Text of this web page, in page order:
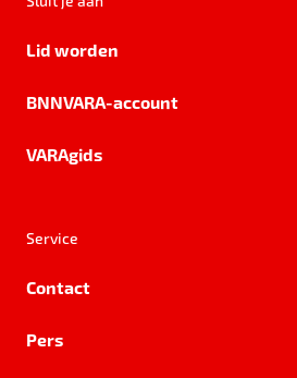
Lid worden
BNNVARA-account
VARAgids
Service
Contact
Pers